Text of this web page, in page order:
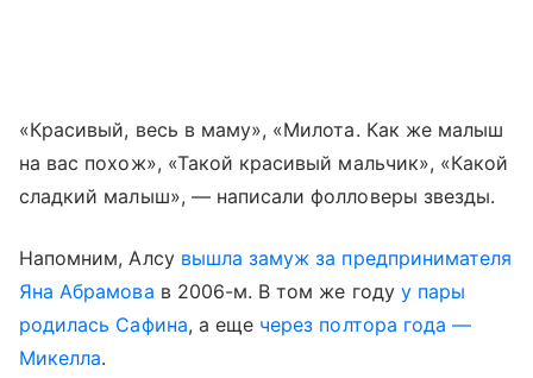
«Красивый, весь в маму», «Милота. Как же малыш
на вас похож», «Такой красивый мальчик», «Какой
сладкий малыш», — написали фолловеры звезды.
Напомним, Алсу вышла замуж за предпринимателя
Яна Абрамова в 2006-м. В том же году у пары
родилась Сафина, а еще через полтора года —
Микелла.